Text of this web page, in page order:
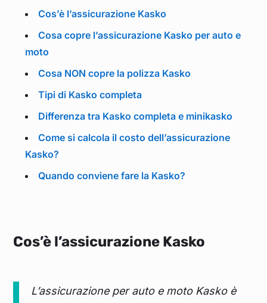
Cos’è l’assicurazione Kasko
Cosa copre l’assicurazione Kasko per auto e
moto
Cosa NON copre la polizza Kasko
Tipi di Kasko completa
Differenza tra Kasko completa e minikasko
Come si calcola il costo dell’assicurazione
Kasko?
Quando conviene fare la Kasko?
Cos’è l’assicurazione Kasko
L’assicurazione per auto e moto Kasko è